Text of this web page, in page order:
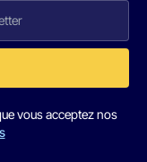
vous acceptez nos